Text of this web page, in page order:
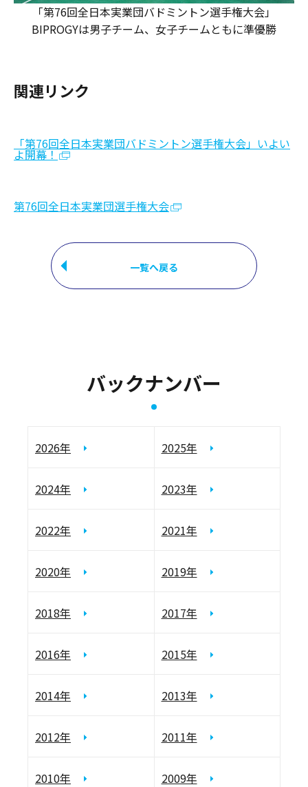
「第76回全日本実業団バドミントン選手権大会」
BIPROGYは男子チーム、女子チームともに準優勝
関連リンク
「第76回全日本実業団バドミントン選手権大会」いよい
よ開幕！
第76回全日本実業団選手権大会
一覧へ戻る
バックナンバー
2026年 2025年
2024年 2023年
2022年 2021年
2020年 2019年
2018年 2017年
2016年 2015年
2014年 2013年
2012年 2011年
2010年 2009年